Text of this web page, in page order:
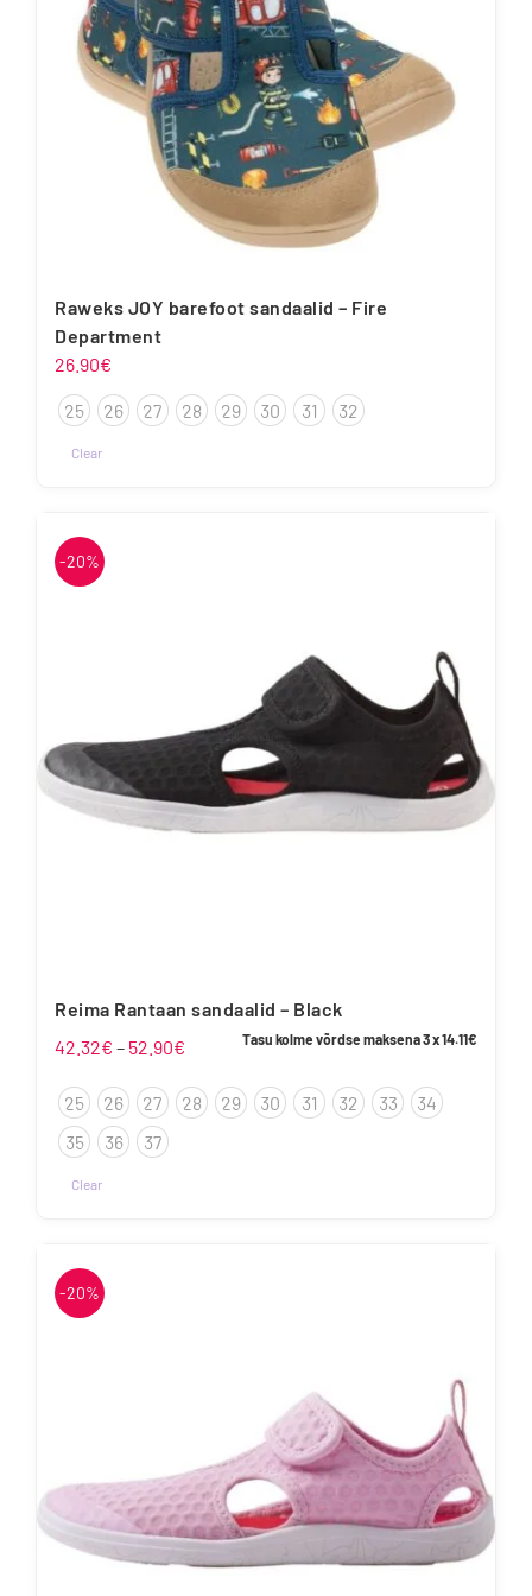
tootelehel.
Raweks JOY barefoot sandaalid – Fire
Department
26.90€
25 26 27 28 29 30 31 32
Clear
on
mitu
-20%
Reima Rantaan sandaalid – Black
42.32€ – 52.90€ Hinnavahemik:
kuni
Tasu kolme võrdse maksena 3 x14.11€
25 26 27 28 29 30 31 32 33
34
35
36 37
Clear
on
mitu
-20%